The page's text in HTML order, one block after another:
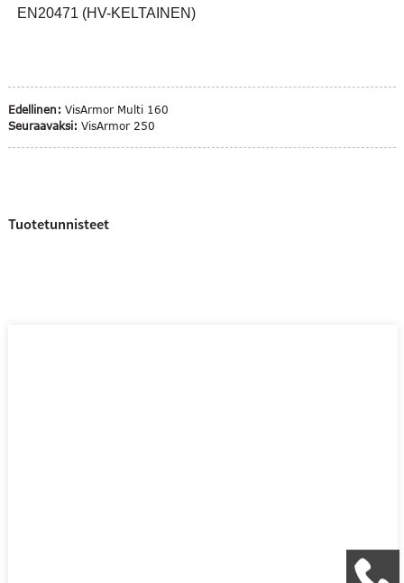
EN20471 (HV-KELTAINEN)
Edellinen: VisArmor Multi 160
Seuraavaksi: VisArmor 250
Tuotetunnisteet